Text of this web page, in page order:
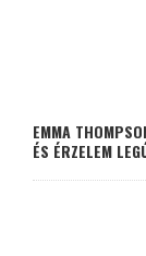
EMMA
ÉS ÉRZELEM